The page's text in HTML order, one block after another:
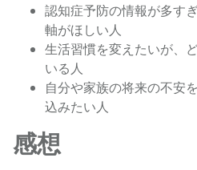
認知症予防の情報が多す
軸がほしい人
生活習慣を変えたいが、
いる人
自分や家族の将来の不安
込みたい人
感想